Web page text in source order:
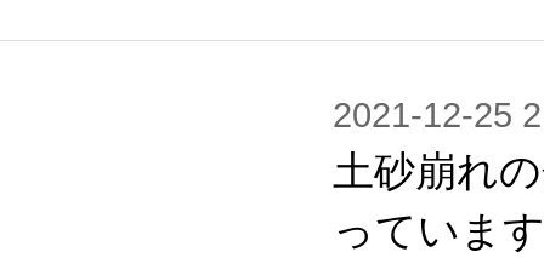
2021-12-25
土砂崩れ
っていま